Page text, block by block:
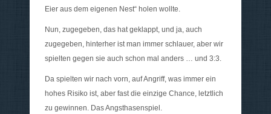
Eier aus dem eigenen Nest“ holen wollte.
Nun, zugegeben, das hat geklappt, und ja, auch
zugegeben, hinterher ist man immer schlauer, aber wir
spielten gegen sie auch schon mal anders … und 3:3.
Da spielten wir nach vorn, auf Angriff, was immer ein
hohes Risiko ist, aber fast die einzige Chance, letztlich
zu gewinnen. Das Angsthasenspiel.